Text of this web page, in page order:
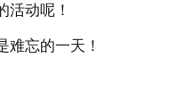
活动呢！
难忘的一天！